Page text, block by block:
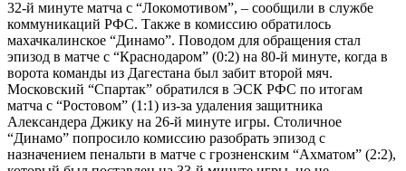
32-й минуте матча с “Локомотивом”, – сообщили в службе
коммуникаций РФС. Также в комиссию обратилось
махачкалинское “Динамо”. Поводом для обращения стал
эпизод в матче с “Краснодаром” (0:2) на 80-й минуте, когда в
ворота команды из Дагестана был забит второй мяч.
Московский “Спартак” обратился в ЭСК РФС по итогам
матча с “Ростовом” (1:1) из-за удаления защитника
Александера Джику на 26-й минуте игры. Столичное
“Динамо” попросило комиссию разобрать эпизод с
назначением пенальти в матче с грозненским “Ахматом” (2:2),